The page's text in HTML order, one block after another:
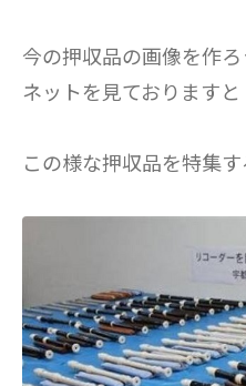
今の押収品の画像を作ろ
ネットを見ておりますと
この様な押収品を特集